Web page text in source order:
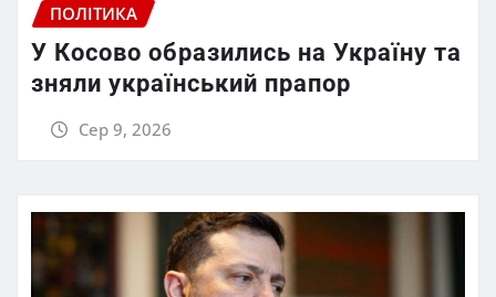
ПОЛІТИКА
У Косово образились на Україну та
зняли український прапор
Сер 9, 2026